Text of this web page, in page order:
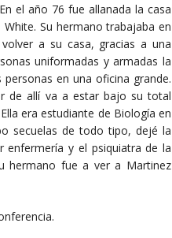
el año 76 fue allanada la casa
Su hermano trabajaba en
a su casa, gracias a una
uniformadas y armadas la
en una oficina grande.
de allí va a estar bajo su total
era estudiante de Biología en
secuelas de todo tipo, dejé la
enfermería y el psiquiatra de la
hermano fue a ver a Martinez